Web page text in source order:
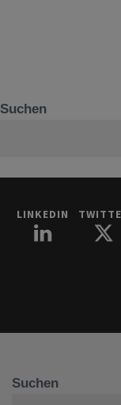
Suchen
LINKEDIN
Suchen